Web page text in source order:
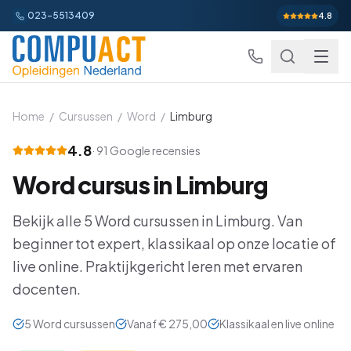
023-5513409 4.8
Excel
Excel Basis
Excel Gevorderd Gevorderd
Excel: Functies en Formules Gevorderd
Excel: Draaitabellen en Grafieken
Excel: Analyse en Rapportage Gevorderd
Word
Word Basis Beginner
Word Gevorderd Gevorderd
Outlook
Outlook Alles-in-een
PowerPoint Alles-in-een Beginner
Power BI
Home / Cursussen / Word / Limburg
4.8· 91 Google recensies
Wordcursus inLimburg
Bekijk alle 5Word cursussen in Limburg. Van
beginner tot expert, klassikaal op onze locatie of
live online. Praktijkgericht leren met ervaren
docenten.
5Word cursussen Vanaf€ 275,00 Klassikaal en live online